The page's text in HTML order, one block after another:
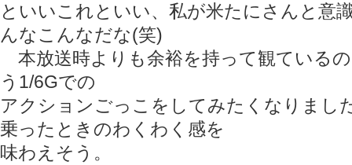
といいこれといい、私が米たにさんと意
んなこんなだな(笑)
本放送時よりも余裕を持って観ている
う1/6Gでの
アクションごっこをしてみたくなりまし
乗ったときのわくわく感を
味わえそう。